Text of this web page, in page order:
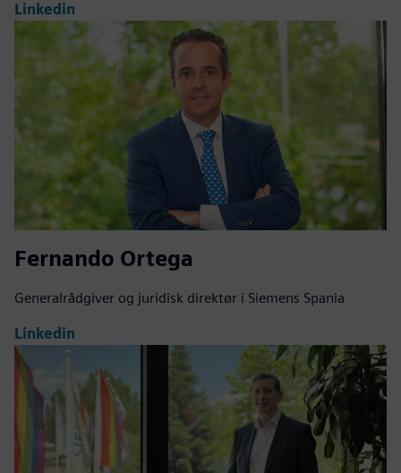
Linkedin
Fernando Ortega
Generalrådgiver og juridisk direktør i Siemens Spania
Linkedin